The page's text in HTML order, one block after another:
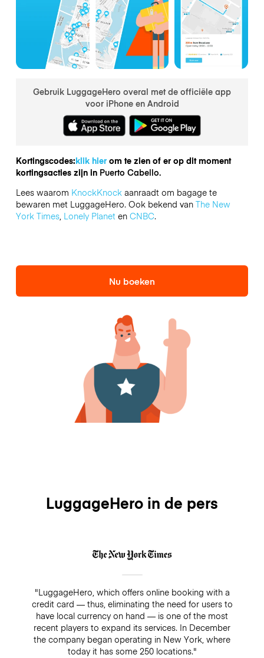
Gebruik LuggageHero overal met de officiële app
voor iPhone en Android
Kortingscodes:klik hierom te zien of er op dit moment
kortingsacties zijn in Puerto Cabello.
Lees waarom KnockKnockaanraadt om bagage te
bewaren met LuggageHero. Ook bekend van The New
York Times, Lonely Planeten CNBC.
Nu boeken
LuggageHero in de pers
"LuggageHero, which offers online booking with a
credit card — thus, eliminating the need for users to
have local currency on hand — is one of the most
recent players to expand its services. In December
the company began operating in New York, where
today it has some 250 locations."